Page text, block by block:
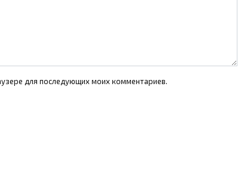
для последующих моих комментариев.